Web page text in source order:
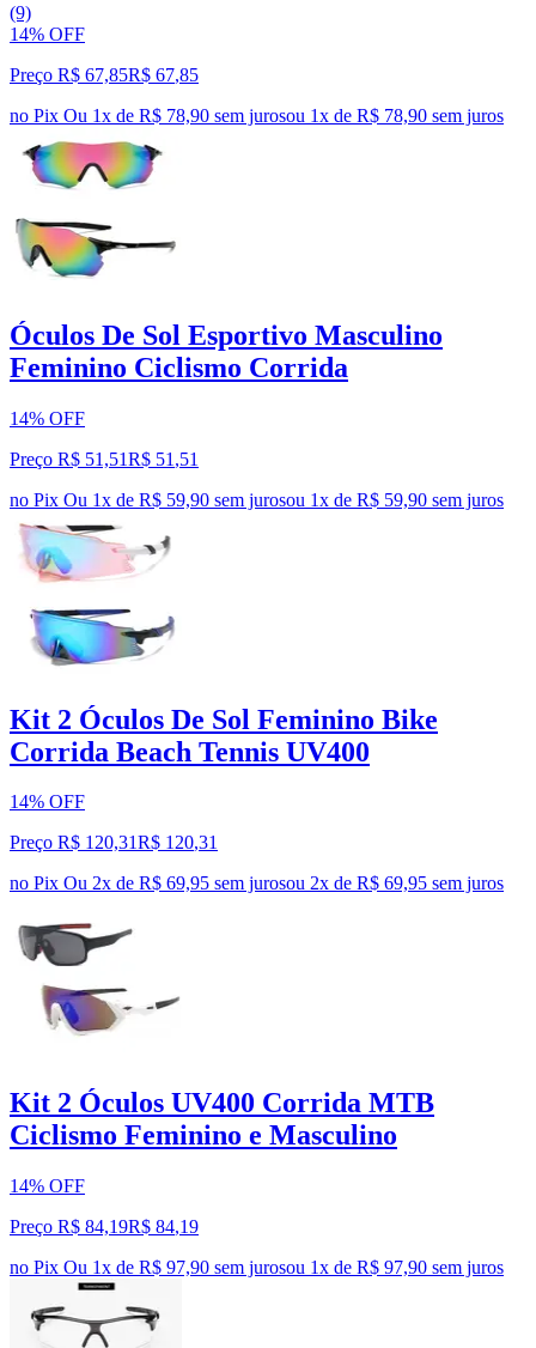
(9)
14% OFF
Preço R$ 67,85R$ 67,85
no Pix Ou 1x de R$ 78,90 sem jurosou 1x de R$ 78,90 sem juros
Óculos De Sol Esportivo Masculino
Feminino Ciclismo Corrida
14% OFF
Preço R$ 51,51R$ 51 ,51
no Pix Ou 1x de R$ 59,90 sem jurosou 1x de R$ 59,90 sem juros
Kit 2 Óculos De Sol Feminino Bike
Corrida Beach Tennis UV400
14% OFF
Preço R$ 120,31R$ 120,31
no Pix Ou 2x de R$ 69,95 sem jurosou 2x de R$ 69,95 sem juros
Kit 2 Óculos UV400 Corrida MTB
Ciclismo Feminino e Masculino
14% OFF
Preço R$ 84,19R$ 84,19
no Pix Ou 1x de R$ 97,90 sem jurosou 1x de R$ 97,90 sem juros